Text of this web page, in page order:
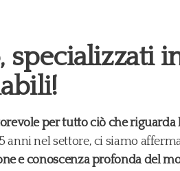
specializzati
per tutto ciò che riguarda
anni nel settore, ci siamo
e conoscenza profonda del